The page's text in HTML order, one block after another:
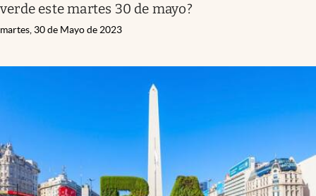
verde este martes 30 de mayo?
martes, 30 de Mayo de 2023